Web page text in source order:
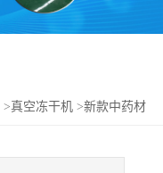
>真空冻干机 >新款中药材